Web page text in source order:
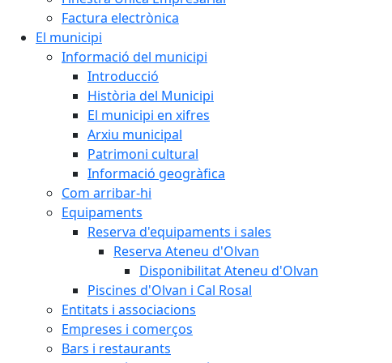
Factura electrònica
El municipi
Informació del municipi
Introducció
Història del Municipi
El municipi en xifres
Arxiu municipal
Patrimoni cultural
Informació geogràfica
Com arribar-hi
Equipaments
Reserva d'equipaments i sales
Reserva Ateneu d'Olvan
Disponibilitat Ateneu d'Olvan
Piscines d'Olvan i Cal Rosal
Entitats i associacions
Empreses i comerços
Bars i restaurants